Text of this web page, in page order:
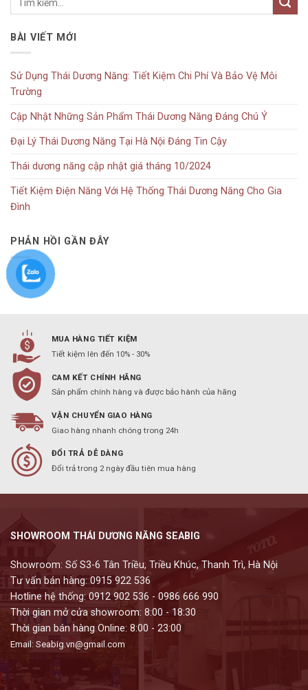
BÀI VIẾT MỚI
Sử Dụng Thái Dương Năng: Tiết Kiệm Chi Phí Và Bảo Vệ Môi
Trường
Cập Nhật Những Sản Phẩm Thái Dương Năng Đáng Chú Ý
Đại Lý Thái Dương Năng Tại Hà Nội Đáng Tin Cậy
Thái dương năng cập nhật giá tháng 10/2024
Tiết Kiệm Điện Năng Với Hệ Thống Thái Dương Năng Cho Gia
Đình
PHẢN HỒI GẦN ĐÂY
MUA HÀNG TIẾT KIỆM
Tiết kiệm lên đến 10% - 30%
CAM KẾT CHÍNH HÃNG
Sản phẩm chính hàng và được bảo hành của hãng
VẬN CHUYỂN GIAO HÀNG
Giao hàng nhanh chóng trong 24h
ĐỔI TRẢ DỄ DÀNG
Đổi trả trong 2 ngày đầu tiên mua hàng
SHOWROOM THÁI DƯƠNG NĂNG SEABIG
Showroom: Số S3-6 Tân Triều, Triều Khúc, Thanh Trì, Hà Nội
Tư vấn bán hàng: 0915 922 536
Hotline hệ thống: 0912 902 536 - 0986 666 990
Thời gian mở cửa showroom: 8:00 - 18:30
Thời gian bán hàng Online: 8:00 - 23:00
Email: Seabig.vn@gmail.com